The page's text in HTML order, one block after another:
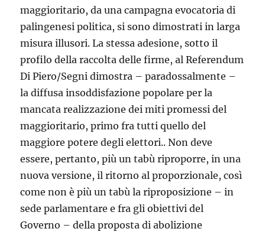
maggioritario, da una campagna evocatoria di
palingenesi politica, si sono dimostrati in larga
misura illusori. La stessa adesione, sotto il
profilo della raccolta delle firme, al Referendum
Di Piero/Segni dimostra – paradossalmente –
la diffusa insoddisfazione popolare per la
mancata realizzazione dei miti promessi del
maggioritario, primo fra tutti quello del
maggiore potere degli elettori.. Non deve
essere, pertanto, più un tabù riproporre, in una
nuova versione, il ritorno al proporzionale, così
come non è più un tabù la riproposizione – in
sede parlamentare e fra gli obiettivi del
Governo – della proposta di abolizione